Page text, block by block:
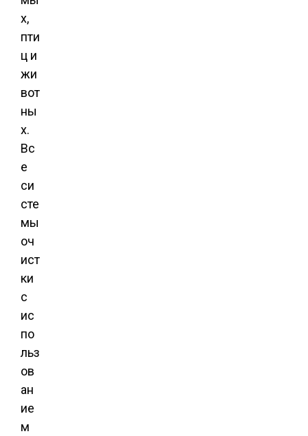
х,
пти
ц и
жи
вот
ны
х.
Вс
е
си
сте
мы
оч
ист
ки
с
ис
по
льз
ов
ан
ие
м